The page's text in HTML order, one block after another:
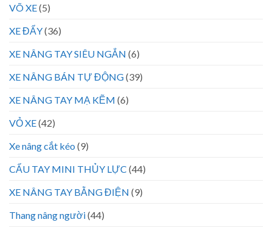
VÕ XE(5)
XE ĐẨY(36)
XE NÂNG TAY SIÊU NGẮN (6)
XE NÂNG BÁN TỰ ĐỘNG(39)
XE NÂNG TAY MẠ KẼM (6)
VỎ XE(42)
Xe nâng cắt kéo (9)
CẨU TAY MINI THỦY LỰC (44)
XE NÂNG TAY BẰNG ĐIỆN (9)
Thang nâng người(44)